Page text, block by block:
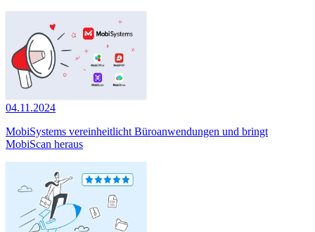
04.11.2024
MobiSystems vereinheitlicht Büroanwendungen und bringt
MobiScan heraus